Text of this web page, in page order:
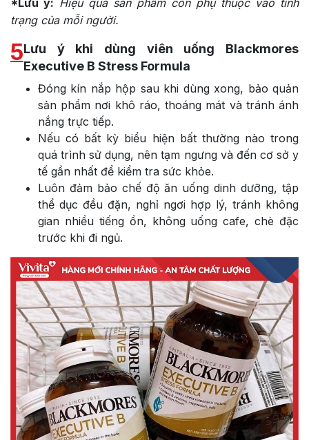
*Lưu ý: Hiệu quả sản phẩm còn phụ thuộc vào tình
trạng của mỗi người.
5Lưu ý khi dùng viên uống Blackmores
Executive B Stress Formula
Đóng kín nắp hộp sau khi dùng xong, bảo quản
sản phẩm nơi khô ráo, thoáng mát và tránh ánh
nắng trực tiếp.
Nếu có bất kỳ biểu hiện bất thường nào trong
quá trình sử dụng, nên tạm ngưng và đến cơ sở y
tế gần nhất để kiểm tra sức khỏe.
Luôn đảm bảo chế độ ăn uống dinh dưỡng, tập
thể dục đều đặn, nghỉ ngơi hợp lý, tránh không
gian nhiều tiếng ồn, không uống cafe, chè đặc
trước khi đi ngủ.